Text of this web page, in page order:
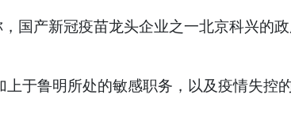
国产新冠疫苗龙头企业之一北京科兴的
于鲁明所处的敏感职务，以及疫情失控